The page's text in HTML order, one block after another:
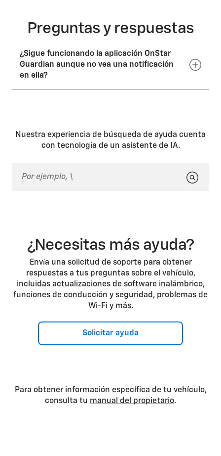
Preguntas y respuestas
¿Sigue funcionando la aplicación OnStar
Guardian aunque no vea una notificación
en ella?
sesión, incluso si cierras la aplicación. Si no ves
notificaciones mientras conduces, con el vehículo
estacionado, debes habilitar las notificaciones de la
Nuestra experiencia de búsqueda de ayuda cuenta
con tecnología de un asistente de IA.
¿Necesitas más ayuda?
Envía una solicitud de soporte para obtener
respuestas a tus preguntas sobre el vehículo,
incluidas actualizaciones de software inalámbrico,
funciones de conducción y seguridad, problemas de
Wi-Fi y más.
Solicitar ayuda
Para obtener información específica de tu vehículo,
consulta tu manual del propietario.